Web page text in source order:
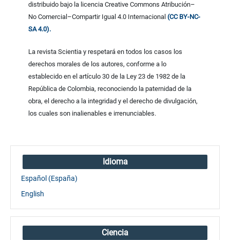
distribuido bajo la licencia Creative Commons Atribución–
No Comercial–Compartir Igual 4.0 Internacional(CC BY-NC-
SA 4.0).
La revista Scientia y respetará en todos los casos los
derechos morales de los autores, conforme a lo
establecido en el artículo 30 de la Ley 23 de 1982 de la
República de Colombia, reconociendo la paternidad de la
obra, el derecho a la integridad y el derecho de divulgación,
los cuales son inalienables e irrenunciables.
Idioma
Español (España)
English
Ciencia